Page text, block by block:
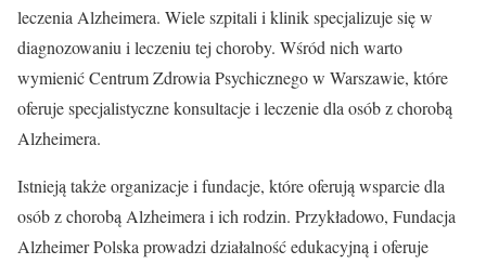
leczenia Alzheimera. Wiele szpitali i klinik specjalizuje się w
diagnozowaniu i leczeniu tej choroby. Wśród nich warto
wymienić Centrum Zdrowia Psychicznego w Warszawie, które
oferuje specjalistyczne konsultacje i leczenie dla osób z chorobą
Alzheimera.
Istnieją także organizacje i fundacje, które oferują wsparcie dla
osób z chorobą Alzheimera i ich rodzin. Przykładowo, Fundacja
Alzheimer Polska prowadzi działalność edukacyjną i oferuje